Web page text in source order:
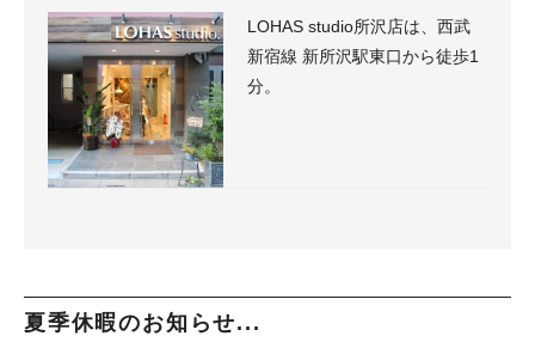
LOHAS studio所沢店は、西武
新宿線 新所沢駅東口から徒歩1
分。
夏季休暇のお知らせ...